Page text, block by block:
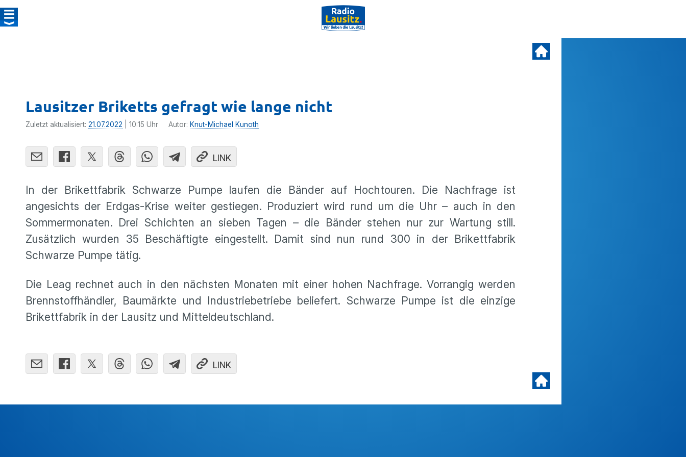
Lausitzer Briketts gefragt wie lange nicht
Zuletzt aktualisiert: 21.07.2022 | 10:15 Uhr Autor: Knut-Michael Kunoth
LINK
In der Brikettfabrik Schwarze Pumpe laufen die Bänder auf Hochtouren. Die Nachfrage ist
angesichts der Erdgas-Krise weiter gestiegen. Produziert wird rund um die Uhr – auch in den
Sommermonaten. Drei Schichten an sieben Tagen – die Bänder stehen nur zur Wartung still.
Zusätzlich wurden 35 Beschäftigte eingestellt. Damit sind nun rund 300 in der Brikettfabrik
Schwarze Pumpe tätig.
Die Leag rechnet auch in den nächsten Monaten mit einer hohen Nachfrage. Vorrangig werden
Brennstoffhändler, Baumärkte und Industriebetriebe beliefert. Schwarze Pumpe ist die einzige
Brikettfabrik in der Lausitz und Mitteldeutschland.
LINK